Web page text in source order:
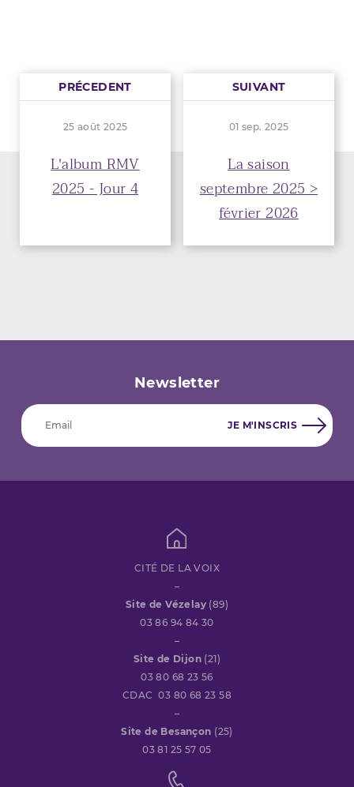
PRÉCEDENT
25 août 2025
L'album RMV
2025 - Jour 4
SUIVANT
01 sep. 2025
La saison
septembre 2025 >
février 2026
Newsletter
CITÉ DE LA VOIX
–
Site de Vézelay (89)
03 86 94 84 30
–
Site de Dijon (21)
03 80 68 23 56
CDAC 03 80 68 23 58
–
Site de Besançon (25)
03 81 25 57 05